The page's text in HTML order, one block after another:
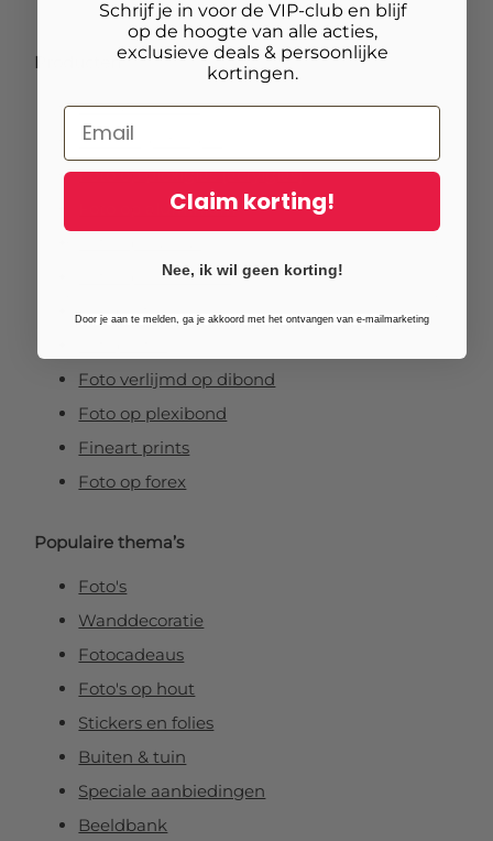
Producten
Fotoafdrukken
Fotovergrotingen
Foto op plexiglas (acrylglas)
Foto op aluminium
Foto op vurenhout
Tuinposters
Foto verlijmd op dibond
Foto op plexibond
Fineart prints
Foto op forex
Populaire thema’s
Foto's
Wanddecoratie
Fotocadeaus
Foto's op hout
Stickers en folies
Buiten & tuin
Speciale aanbiedingen
Beeldbank
Schrijf je in voor de VIP-club en blijf
op de hoogte van alle acties,
exclusieve deals & persoonlijke
kortingen.
Claim korting!
Nee, ik wil geen korting!
Door je aan te melden, ga je akkoord met het ontvangen van e-mailmarketing